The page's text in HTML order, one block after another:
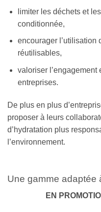
limiter les déchets et
conditionnée,
encourager l’utilisation
réutilisables,
valoriser
entreprises.
De plus en plus
proposer à leurs
d’hydratation plus
l’environnement.
Une gamme adaptée
EN